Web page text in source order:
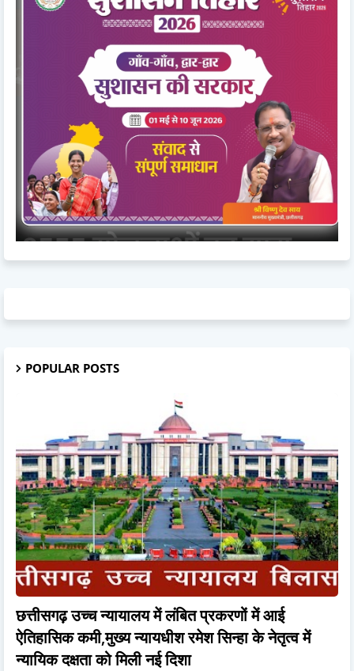
POPULAR POSTS
छत्तीसगढ़ उच्च न्यायालय में लंबित प्रकरणों में आई
ऐतिहासिक कमी,मुख्य न्यायधीश रमेश सिन्हा के नेतृत्व में
न्यायिक दक्षता को मिली नई दिशा